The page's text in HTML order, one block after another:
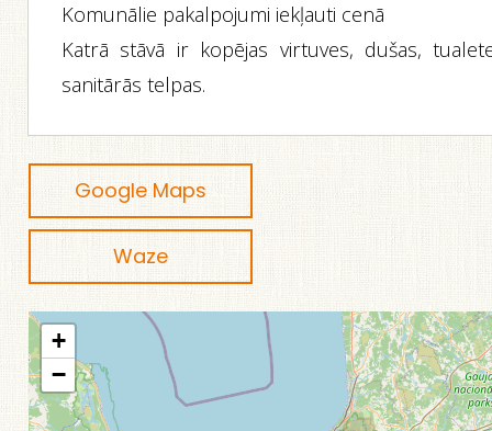
Komunālie pakalpojumi iekļauti cenā
Katrā stāvā ir kopējas virtuves, dušas,
sanitārās telpas.
Google Maps
Waze
+
−